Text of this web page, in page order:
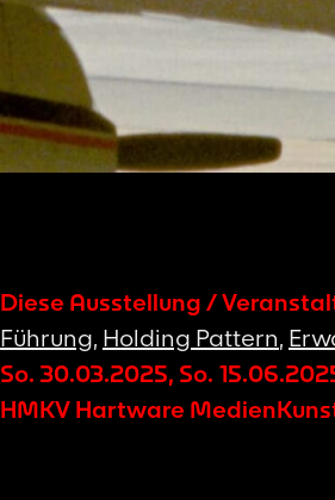
Diese Ausstellung /
Führung, Holding Pattern,
So. 30.03.2025, So.
HMKV Hartware